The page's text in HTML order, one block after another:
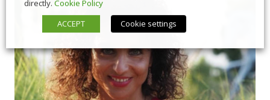
directly. Cookie Policy
ACCEPT
Cookie settings